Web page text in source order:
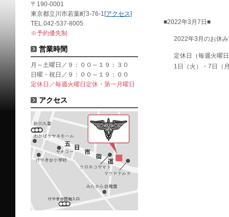
■2022年3月7日■
2022年3月のお休
定休日（毎週火曜
1日（火）・7日（
〒190-0001
東京都立川市若葉町3-76-1 [アクセス]
TEL.042-537-8005
※予約優先制
営業時間
月～土曜日／９：００～１９：３０
日曜・祝日／９：００～１９：００
定休日／毎週火曜日定休・第一月曜日
アクセス